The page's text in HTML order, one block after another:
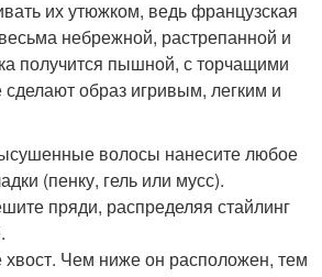
их утюжком, ведь французская
небрежной, растрепанной и
получится пышной, с торчащими
образ игривым, легким и
волосы нанесите любое
(пенку, гель или мусс).
пряди, распределяя стайлинг
хвост. Чем ниже он расположен, тем